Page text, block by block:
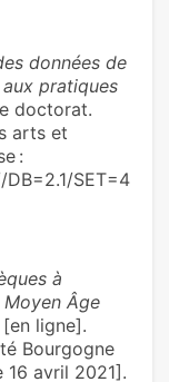
données de
pratiques
doctorat.
arts et
:
SET=4
à
Moyen Âge
[en ligne].
Bourgogne
16 avril 2021].